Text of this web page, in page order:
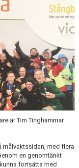
är Tim Tinghammar
målvaktssidan, med flera
en genomtänkt
fortsätta med